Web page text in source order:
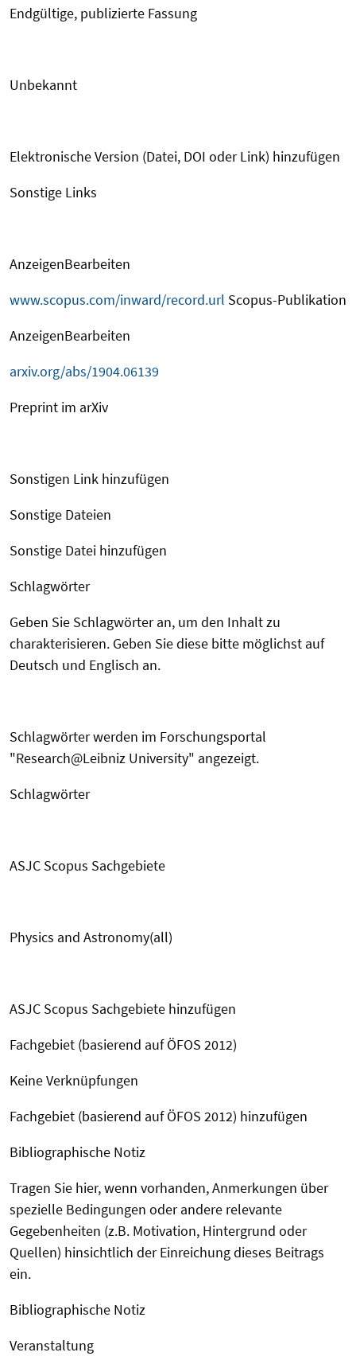
Endgültige, publizierte Fassung
Unbekannt
Elektronische Version (Datei, DOI oder Link) hinzufügen
Sonstige Links
AnzeigenBearbeiten
www.scopus.com/inward/record.url Scopus-Publikation
AnzeigenBearbeiten
arxiv.org/abs/1904.06139
Preprint im arXiv
Sonstigen Link hinzufügen
Sonstige Dateien
Sonstige Datei hinzufügen
Schlagwörter
Geben Sie Schlagwörter an, um den Inhalt zu
charakterisieren. Geben Sie diese bitte möglichst auf
Deutsch und Englisch an.
Schlagwörter werden im Forschungsportal
"Research@Leibniz University" angezeigt.
Schlagwörter
ASJC Scopus Sachgebiete
Physics and Astronomy(all)
ASJC Scopus Sachgebiete hinzufügen
Fachgebiet (basierend auf ÖFOS 2012)
Keine Verknüpfungen
Fachgebiet (basierend auf ÖFOS 2012) hinzufügen
Bibliographische Notiz
Tragen Sie hier, wenn vorhanden, Anmerkungen über
spezielle Bedingungen oder andere relevante
Gegebenheiten (z.B. Motivation, Hintergrund oder
Quellen) hinsichtlich der Einreichung dieses Beitrags
ein.
Bibliographische Notiz
Veranstaltung